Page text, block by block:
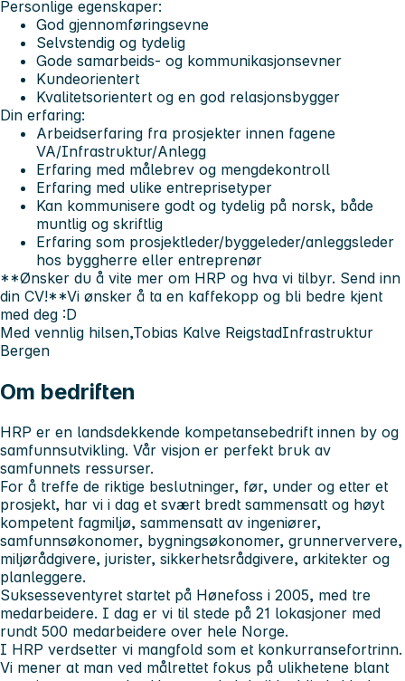
Personlige egenskaper:
God gjennomføringsevne
Selvstendig og tydelig
Gode samarbeids- og kommunikasjonsevner
Kundeorientert
Kvalitetsorientert og en god relasjonsbygger
Din erfaring:
Arbeidserfaring fra prosjekter innen fagene
VA/Infrastruktur/Anlegg
Erfaring med målebrev og mengdekontroll
Erfaring med ulike entreprisetyper
Kan kommunisere godt og tydelig på norsk, både
muntlig og skriftlig
Erfaring som prosjektleder/byggeleder/anleggsleder
hos byggherre eller entreprenør
**Ønsker du å vite mer om HRP og hva vi tilbyr. Send inn
din CV!**Vi ønsker å ta en kaffekopp og bli bedre kjent
med deg :D
Med vennlig hilsen,Tobias Kalve ReigstadInfrastruktur
Bergen
Om bedriften
HRP er en landsdekkende kompetansebedrift innen by og
samfunnsutvikling. Vår visjon er perfekt bruk av
samfunnets ressurser.
For å treffe de riktige beslutninger, før, under og etter et
prosjekt, har vi i dag et svært bredt sammensatt og høyt
kompetent fagmiljø, sammensatt av ingeniører,
samfunnsøkonomer, bygningsøkonomer, grunnerververe,
miljørådgivere, jurister, sikkerhetsrådgivere, arkitekter og
planleggere.
Suksesseventyret startet på Hønefoss i 2005, med tre
medarbeidere. I dag er vi til stede på 21 lokasjoner med
rundt 500 medarbeidere over hele Norge.
I HRP verdsetter vi mangfold som et konkurransefortrinn.
Vi mener at man ved målrettet fokus på ulikhetene blant